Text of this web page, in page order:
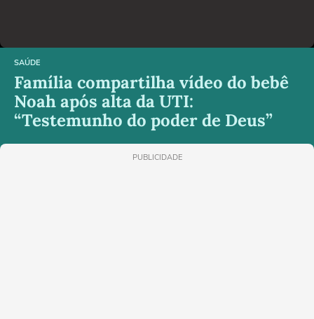
SAÚDE
Família compartilha vídeo do bebê
Noah após alta da UTI:
“Testemunho do poder de Deus”
PUBLICIDADE